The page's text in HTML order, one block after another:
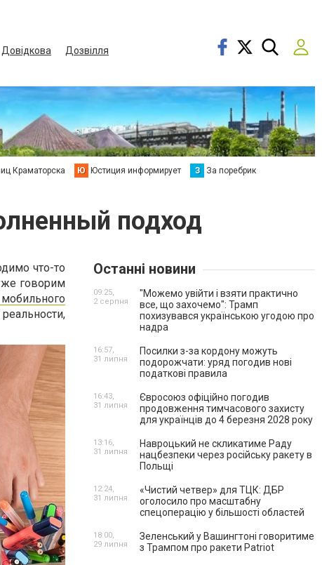
Довідкова
Дозвілля
Краматорска Ю Юстиция информирует З За поребрик
подход
что-то
говорим
мобильного
Останні новини
"Можемо увійти і взяти практично
все, що захочемо": Трамп
похизувався українською угодою про
надра
09:25,
2 серпня
Посилки з-за кордону можуть
подорожчати: уряд погодив нові
податкові правила
16:57,
31 липня
Євросоюз офіційно погодив
продовження тимчасового захисту
для українців до 4 березня 2028 року
16:43,
31 липня
Навроцький не скликатиме Раду
нацбезпеки через російську ракету в
Польщі
13:16,
31 липня
«Чистий четвер» для ТЦК: ДБР
оголосило про масштабну
спецоперацію у більшості областей
12:24,
31 липня
Зеленський у Вашингтоні говоритиме
з Трампом про ракети Patriot
18:00,
29 липня